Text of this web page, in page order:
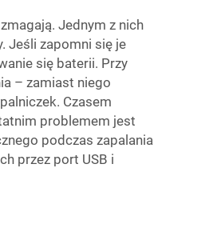
Jednym z nich
Jeśli zapomni się je
się baterii. Przy
– zamiast niego
Czasem
problemem jest
podczas zapalania
przez port USB i